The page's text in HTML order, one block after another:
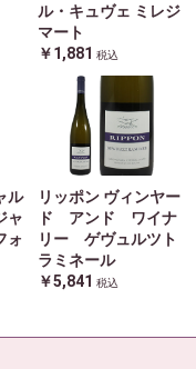
ル・キュヴェ ミレジ
マート
￥1,881 税込
ル
ャ
ォ
リッポン ヴィンヤー
ド アンド ワイナ
リー ゲヴュルツト
ラミネール
￥5,841 税込